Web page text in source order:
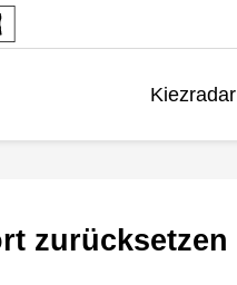
Kiezradar
zurücksetzen